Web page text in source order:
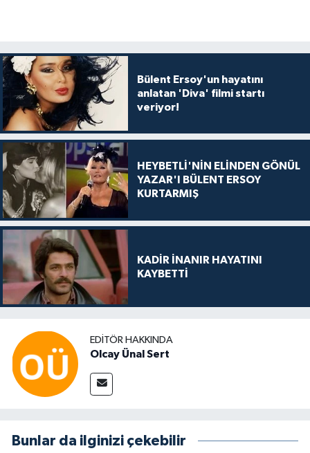
Bülent Ersoy'un hayatını
anlatan 'Diva' filmi startı
veriyor!
HEYBETLİ'NİN ELİNDEN GÖNÜL
YAZAR'I BÜLENT ERSOY
KURTARMIŞ
KADİR İNANIR HAYATINI
KAYBETTİ
EDITÖR HAKKINDA
Olcay Ünal Sert
Bunlar da ilginizi çekebilir